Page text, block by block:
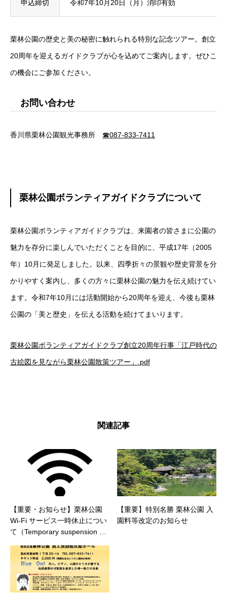
申込締切 令和7年10月20日（月）消印有効
栗林公園の歴史と美の秘密に触れられる特別な記念ツアー。創立
20周年を迎えるガイドクラブが心を込めてご案内します。ぜひこ
の機会にご参加ください。
お問い合わせ
香川県栗林公園観光事務所 ☎087-833-7411
栗林公園ボランティアガイドクラブについて
栗林公園ボランティアガイドクラブは、来園者の皆さまに公園の
魅力を存分に楽しんでいただくことを目的に、平成17年（2005
年）10月に発足しました。以来、四季折々の景観や歴史背景を分
かりやすく案内し、多くの方々に栗林公園の魅力を伝え続けてい
ます。令和7年10月には活動開始から20周年を迎え、今後も栗林
公園の「美と歴史」を伝える活動を続けてまいります。
栗林公園ボランティアガイドクラブ創立20周年行事「江戸時代の
古絵図を見ながら栗林公園散策ツアー」.pdf
関連記事
【重要・お知らせ】栗林公園
Wi-Fi サービス一時休止につい
て（Temporary suspension of
【重要】特別名勝 栗林公園 入
園料等改定のお知らせ